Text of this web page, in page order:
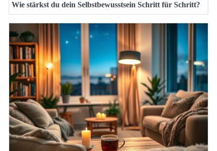
Wie stärkst du dein Selbstbewusstsein Schritt für Schritt?